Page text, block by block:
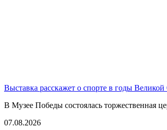
Выставка расскажет о спорте в годы Великой
В Музее Победы состоялась торжественная
07.08.2026